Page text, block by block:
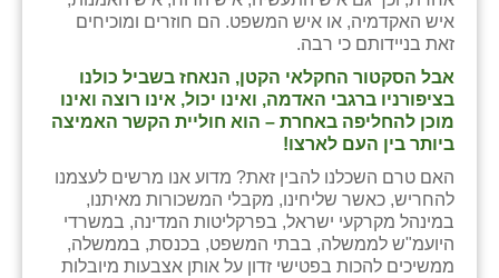
איש האקדמיה, או איש המשפט. הם חוזרים ומוכיחים
זאת בניידותם כי רבה.
אבל הסקטור החקלאי הקטן, הנאחז בשביל כולנו
בציפורניו ברגבי האדמה, ואינו יכול, אינו רוצה ואינו
מוכן להחליפה באחרת – הוא חוליית הקשר האמיצה
ביותר בין העם לארצו!
האם טרם השכלנו להבין זאת? מדוע אנו מרשים לעצמנו
להחריש, כאשר שליחינו, מקבלי המשכורות מאיתנו,
במינהל מקרקעי ישראל, בפרקליטות המדינה, במשרדי
היועמ"ש לממשלה, בבתי המשפט, בכנסת, בממשלה,
ממשיכים להכות בפטישי זדון על אותן אצבעות מיובלות